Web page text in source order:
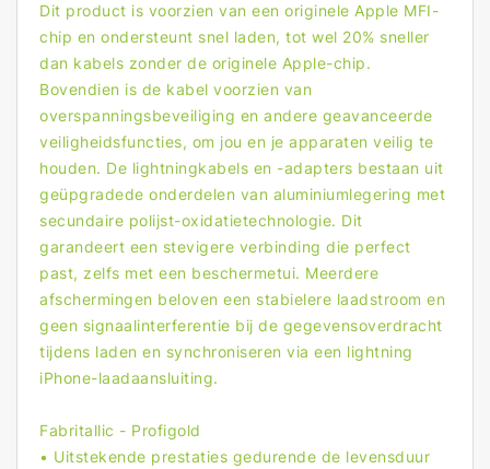
Dit product is voorzien van een originele Apple MFI-
chip en ondersteunt snel laden, tot wel 20% sneller
dan kabels zonder de originele Apple-chip.
Bovendien is de kabel voorzien van
overspanningsbeveiliging en andere geavanceerde
veiligheidsfuncties, om jou en je apparaten veilig te
houden. De lightningkabels en -adapters bestaan uit
geüpgradede onderdelen van aluminiumlegering met
secundaire polijst-oxidatietechnologie. Dit
garandeert een stevigere verbinding die perfect
past, zelfs met een beschermetui. Meerdere
afschermingen beloven een stabielere laadstroom en
geen signaalinterferentie bij de gegevensoverdracht
tijdens laden en synchroniseren via een lightning
iPhone-laadaansluiting.
Fabritallic - Profigold
• Uitstekende prestaties gedurende de levensduur